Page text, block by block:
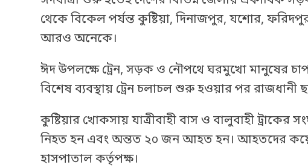
থেকে বিকেল পর্যন্ত কুষ্টিয়া, দিনাজপুর, যশোর,
আরও অনেকে।
ঈদ উপলক্ষে ট্রেন, সড়ক ও নৌপথে ঘরমুখো মানুষের
বিশেষ ব্যবস্থায় ট্রেন চলাচল শুরু হওয়ার পর রাজধানী
কুষ্টিয়ার খোকসায় যাত্রীবাহী বাস ও বালুবাহী
নিহত হন এবং অন্তত ২০ জন আহত হন। আহতদের
হাসপাতাল কর্তৃপক্ষ।